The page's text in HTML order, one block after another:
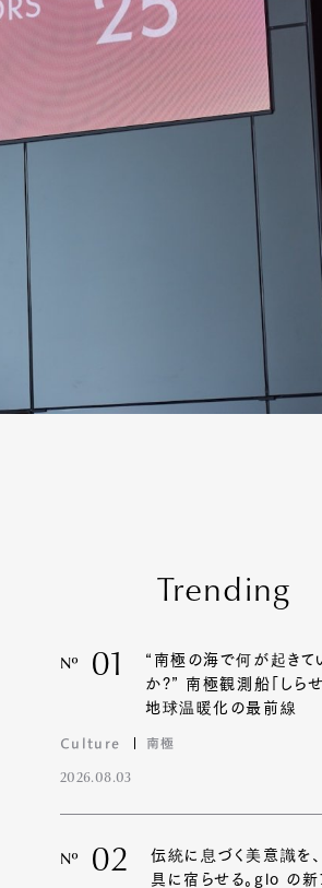
Trending
Nº 01
“南極の海で何が起きて
か?” 南極観測船「しら
地球温暖化の最前線
Culture 南極
2026.08.03
Nº 02
伝統に息づく美意識を
具に宿らせる。glo の新